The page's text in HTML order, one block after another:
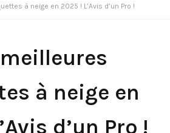
à neige en 2025 ! L’Avis d’un Pro !
à neige en
d’un Pro !